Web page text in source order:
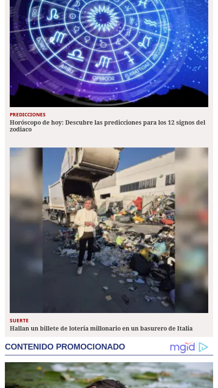
PREDICCIONES
Horóscopo de hoy: Descubre las predicciones para los 12 signos del
zodiaco
SUERTE
Hallan un billete de lotería millonario en un basurero de Italia
CONTENIDO PROMOCIONADO